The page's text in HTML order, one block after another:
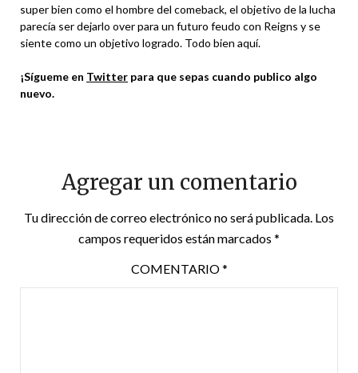
super bien como el hombre del comeback, el objetivo de la lucha
parecía ser dejarlo over para un futuro feudo con Reigns y se
siente como un objetivo logrado. Todo bien aquí.
¡Sígueme en Twitter para que sepas cuando publico algo
nuevo.
Agregar un comentario
Tu dirección de correo electrónico no será publicada. Los
campos requeridos están marcados *
COMENTARIO*